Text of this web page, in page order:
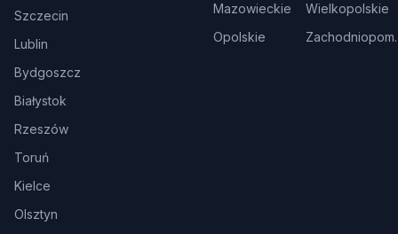
Szczecin
Lublin
Bydgoszcz
Białystok
Rzeszów
Toruń
Kielce
Olsztyn
Mazowieckie
Opolskie
Wielkopolskie
Zachodniopom.